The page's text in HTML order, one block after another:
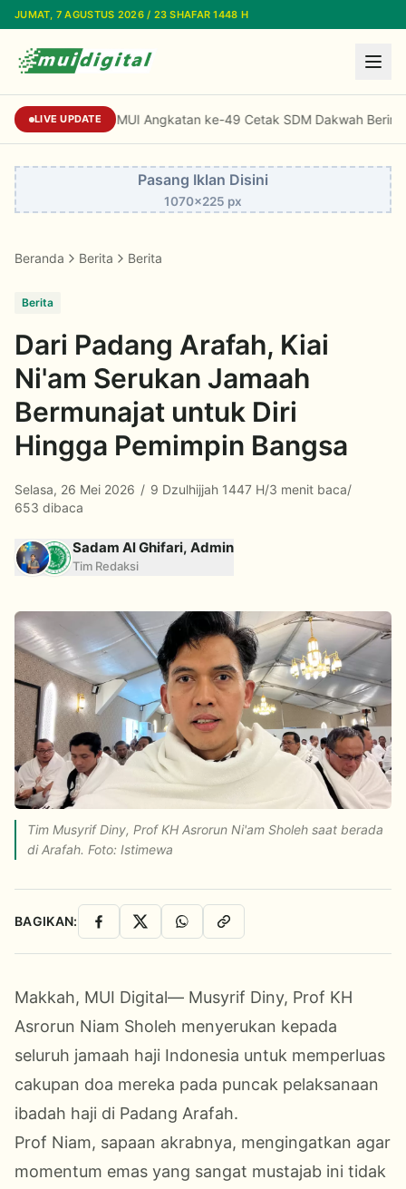
Lewati ke konten utama
JUMAT, 7 AGUSTUS 2026 / 23 SHAFAR 1448 H
LIVE UPDATE Standardisasi Dai MUI Angkatan ke-49 Cetak
Pasang Iklan Disini
1070x225 px
Beranda Berita Berita
Berita
Dari Padang Arafah, Kiai
Ni'am Serukan Jamaah
Bermunajat untuk Diri
Hingga Pemimpin Bangsa
Selasa, 26 Mei 2026 / 9 Dzulhijjah 1447 H/3 menit baca/
653 dibaca
Sadam Al Ghifari, Admin
Tim Redaksi
Tim Musyrif Diny, Prof KH Asrorun Ni'am Sholeh saat berada
di Arafah. Foto: Istimewa
BAGIKAN: Facebook
X WhatsAppSalin Link
Makkah, MUI Digital— Musyrif Diny, Prof KH
Asrorun Niam Sholeh menyerukan kepada
seluruh jamaah haji Indonesia untuk memperluas
cakupan doa mereka pada puncak pelaksanaan
ibadah haji di Padang Arafah.
Prof Niam, sapaan akrabnya, mengingatkan agar
momentum emas yang sangat mustajab ini tidak